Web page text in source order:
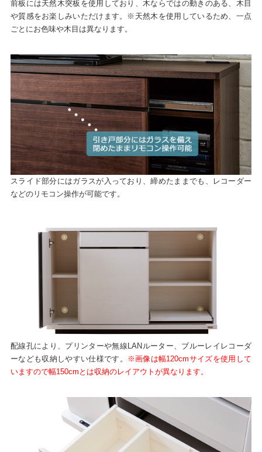
前板には天然木突板を使用しており、木ならではの動きのある、木目
や質感をお楽しみいただけます。※天然木を使用しているため、一点
ごとにお色味や木目は異なります。
スライド部分にはガラスが入っており、締めたままでも、レコーダー
などのリモコン操作が可能です。
配線孔により、プリンターや無線LANルーター、ブルーレイレコーダ
ーなども収納しやすい仕様です。
※画像は幅120cmサイズを使用して
いますので幅150cmとは収納のレイアウトが異なります。